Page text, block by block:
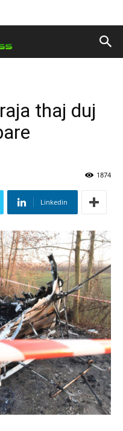
thaj duj
1874
Linkedin